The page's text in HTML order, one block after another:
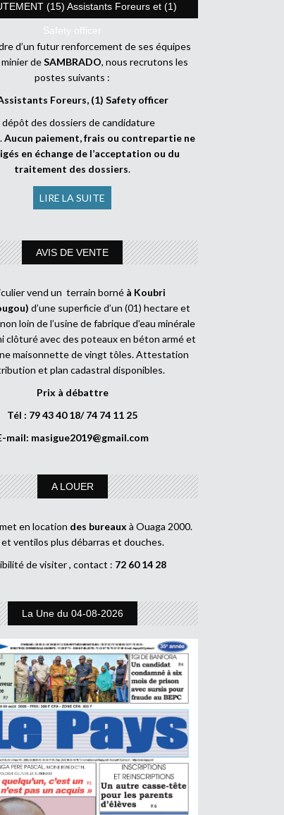
(15) Assistants Foreurs et (1)
Safety officer
d’un futur renforcement de ses équipes
deSAMBRADO, nous recrutons les
postes suivants :
Foreurs, (1) Safety officer
dépôt des dossiers de candidature
.Aucun paiement, frais ou contrepartie ne
en échange de l’acceptation ou du
traitement des dossiers.
LIRE LA SUITE
AVIS DE VENTE
vend un terrain borné à Koubri
d’une superficie d’un (01) hectare et
loin de l’usine de fabrique d’eau minérale
clôturé avec des poteaux en béton armé et
maisonnette de vingt tôles. Attestation
et plan cadastral disponibles.
Prix à débattre
Tél : 79 43 40 18/ 74 74 11 25
mail: masigue2019@gmail.com
A LOUER
en location des bureaux à Ouaga 2000.
et ventilos plus débarras et douches.
de visiter , contact : 72 60 14 28
La Une du 04-08-2026